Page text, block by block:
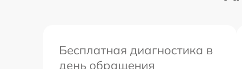
Бесплатная диагностика в
день обращения